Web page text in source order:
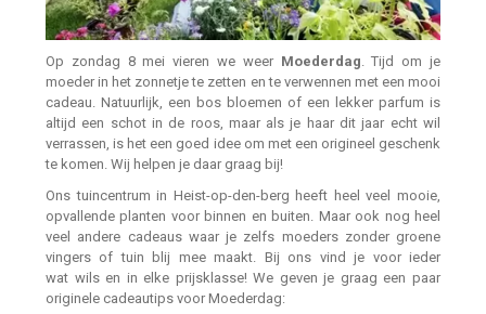
Op zondag 8 mei vieren we weer Moederdag . Tijd om je
moeder in het zonnetje te zetten en te verwennen met een mooi
cadeau. Natuurlijk, een bos bloemen of een lekker parfum is
altijd een schot in de roos, maar als je haar dit jaar echt wil
verrassen, is het een goed idee om met een origineel geschenk
te komen. Wij helpen je daar graag bij!
Ons tuincentrum in Heist-op-den-berg heeft heel veel mooie,
opvallende planten voor binnen en buiten. Maar ook nog heel
veel andere cadeaus waar je zelfs moeders zonder groene
vingers of tuin blij mee maakt. Bij ons vind je voor ieder
wat wils en in elke prijsklasse! We geven je graag een paar
originele cadeautips voor Moederdag: